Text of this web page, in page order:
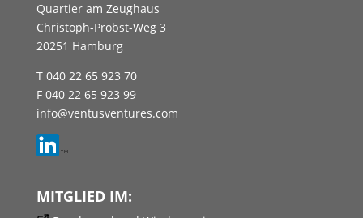
Quartier am Zeughaus
Christoph-Probst-Weg 3
20251 Hamburg
T 040 22 65 923 70
F 040 22 65 923 99
info@ventusventures.com
MITGLIED IM: